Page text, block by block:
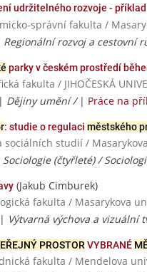
udržitelného rozvoje -
správní fakulta /
Regionální rozvoj a cestovní
parky v českém prostředí
fakulta / JIHOČESKÁ
| Dějiny umění / | Práce na
: studie o regulaci městského
sociálních studií /
Sociologie (čtyřleté) /
(Jakub Cimburek)
fakulta / Masarykova
| Výtvarná výchova a
PROSTOR VYBRANÉ
fakulta / Mendelova